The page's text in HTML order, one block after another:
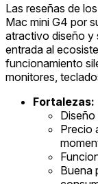
Las reseñas de
Mac mini G4 por
atractivo diseño y
entrada al
funcionamiento
monitores,
Fortalezas:
Precio
Buena